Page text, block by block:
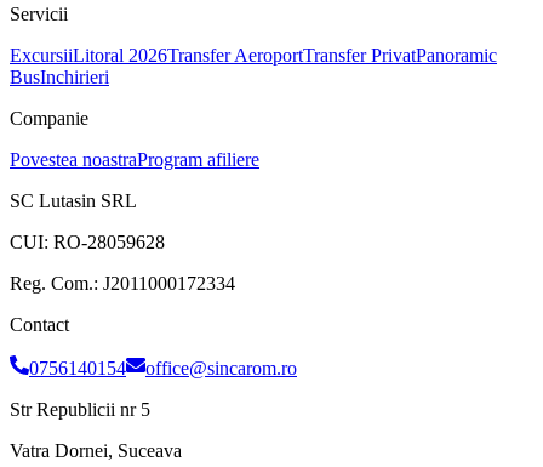
Servicii
ExcursiiLitoral 2026Transfer AeroportTransfer PrivatPanoramic
BusInchirieri
Companie
Povestea noastraProgram afiliere
SC Lutasin SRL
CUI: RO-28059628
Reg. Com.: J2011000172334
Contact
0756140154
office@sincarom.ro
Str Republicii nr 5
Vatra Dornei, Suceava